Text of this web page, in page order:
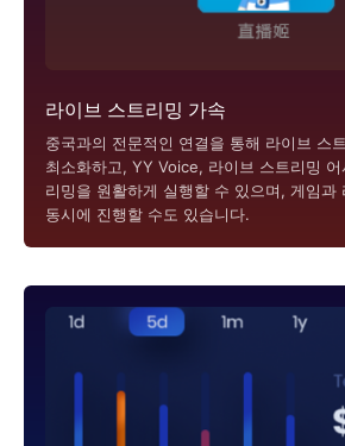
라이브 스트리밍 가속
중국과의 전문적인 연결을 통해 라이브 스
최소화하고, YY Voice, 라이브 스트리밍 어
리밍을 원활하게 실행할 수 있으며, 게임과
동시에 진행할 수도 있습니다.